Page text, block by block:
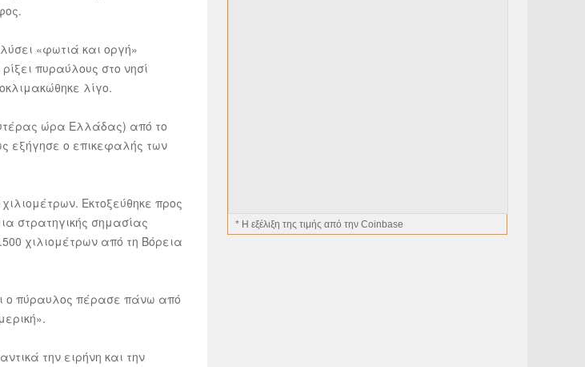
«φωτιά και οργή»
πυραύλους στο νησί
λίγο.
ώρα Ελλάδας) από το
εξήγησε ο επικεφαλής των
Εκτοξεύθηκε προς
στρατηγικής σημασίας
χιλιομέτρων από τη Βόρεια
ο πύραυλος πέρασε πάνω από
την ειρήνη και την
* H εξέλιξη της τιμής από την Coinbase